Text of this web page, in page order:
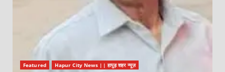
Featured Hapur City News || हापुड़ शहर न्यूज़